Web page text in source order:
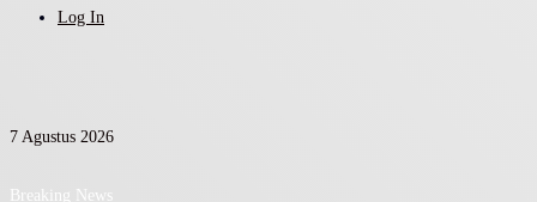
Log In
7 Agustus 2026
Breaking News